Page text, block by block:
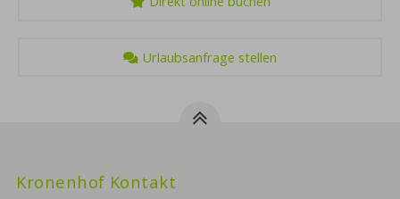
Urlaubsanfrage stellen
Kronenhof Kontakt